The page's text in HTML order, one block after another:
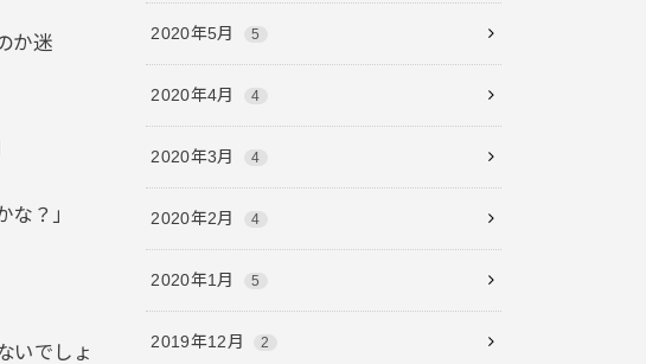
か迷
？」
いでしょ
2020年5月 5
2020年4月 4
2020年3月 4
2020年2月 4
2020年1月 5
2019年12月 2